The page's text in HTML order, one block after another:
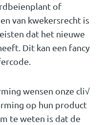
of
van kwekersrecht is
dat het nieuwe
Dit kan een fancy
wensen onze cli√
op hun product
te weten is dat de